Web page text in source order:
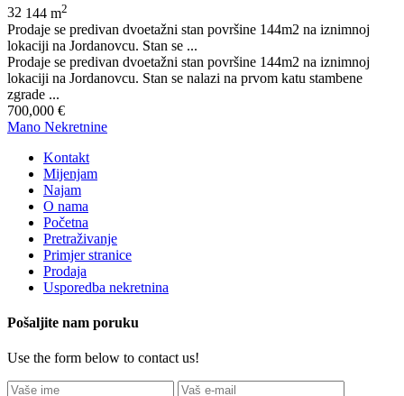
32 144 m2
Prodaje se predivan dvoetažni stan površine 144m2 na iznimnoj
lokaciji na Jordanovcu. Stan se ...
Prodaje se predivan dvoetažni stan površine 144m2 na iznimnoj
lokaciji na Jordanovcu. Stan se nalazi na prvom katu stambene
zgrade ...
700,000 €
Mano Nekretnine
Kontakt
Mijenjam
Najam
O nama
Početna
Pretraživanje
Primjer stranice
Prodaja
Usporedba nekretnina
Pošaljite nam poruku
Use the form below to contact us!